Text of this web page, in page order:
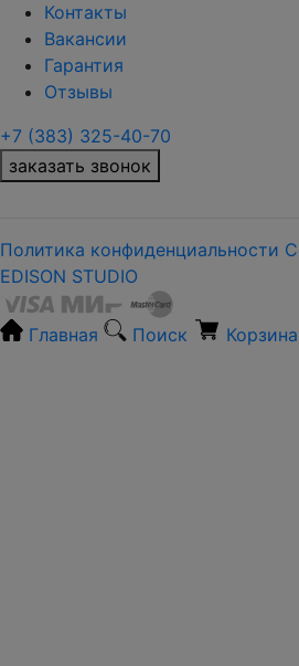
Контакты
Вакансии
Гарантия
Отзывы
+7 (383) 325-40-70
заказать звонок
Политика конфиденциальности
EDISON STUDIO
Главная Поиск Корзина